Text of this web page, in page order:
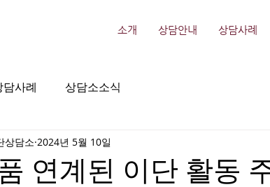
소개 상담안내 상담사례
담사례 상담소소식
연계된 이단 활동
상담소 2024년 5월 10일